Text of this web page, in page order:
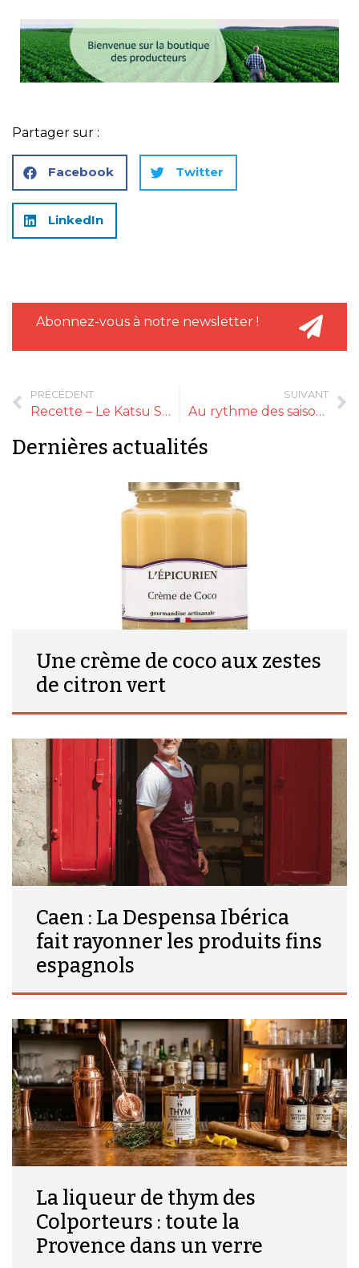
Partager sur :
Facebook Twitter
LinkedIn
Abonnez-vous à notre newsletter !
PRÉCÉDENT
Recette – Le Katsu Sando
SUIVANT
Au rythme des saisons : La Maison Alsacienne de Biscuiterie-Atelier
Dernières actualités
Une crème de coco aux zestes
de citron vert
Caen : La Despensa Ibérica
fait rayonner les produits fins
espagnols
La liqueur de thym des
Colporteurs : toute la
Provence dans un verre